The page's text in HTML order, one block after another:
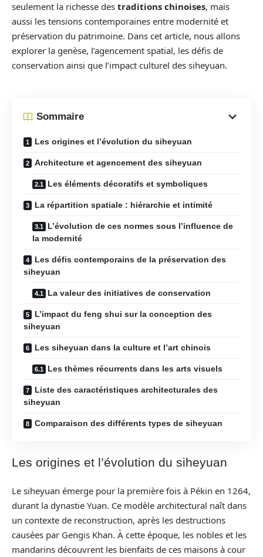
seulement la richesse des traditions chinoises, mais
aussi les tensions contemporaines entre modernité et
préservation du patrimoine. Dans cet article, nous allons
explorer la genèse, l’agencement spatial, les défis de
conservation ainsi que l’impact culturel des siheyuan.
Sommaire
Les origines et l’évolution du siheyuan
Architecture et agencement des siheyuan
Les éléments décoratifs et symboliques
La répartition spatiale : hiérarchie et intimité
L’évolution de ces normes sous l’influence de
la modernité
Les défis contemporains de la préservation des
siheyuan
La valeur des initiatives de conservation
L’impact du feng shui sur la conception des
siheyuan
Les siheyuan dans la culture et l’art chinois
Les thèmes récurrents dans les arts visuels
Liste des caractéristiques architecturales des
siheyuan
Comparaison des différents types de siheyuan
Les origines et l’évolution du siheyuan
Le siheyuan émerge pour la première fois à Pékin en 1264,
durant la dynastie Yuan. Ce modèle architectural naît dans
un contexte de reconstruction, après les destructions
causées par Gengis Khan. À cette époque, les nobles et les
mandarins découvrent les bienfaits de ces maisons à cour